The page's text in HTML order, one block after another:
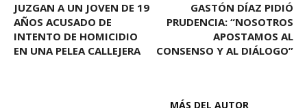
JUZGAN A UN JOVEN DE 19
AÑOS ACUSADO DE
INTENTO DE HOMICIDIO
EN UNA PELEA CALLEJERA
GASTÓN DÍAZ PIDIÓ
PRUDENCIA: “NOSOTROS
APOSTAMOS AL
CONSENSO Y AL DIÁLOGO”
MÁS DEL AUTOR